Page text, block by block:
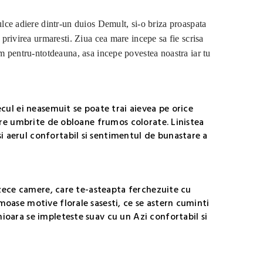
adiere dintr-un duios Demult, si-o briza proaspata
urmaresti. Ziua cea mare incepe sa fie scrisa
ntotdeauna, asa incepe povestea noastra iar tu
ei neasemuit se poate trai aievea pe orice
umbrite de obloane frumos colorate. Linistea
confortabil si sentimentul de bunastare a
camere, care te-asteapta ferchezuite cu
motive florale sasesti, ce se astern cuminti
se impleteste suav cu un Azi confortabil si